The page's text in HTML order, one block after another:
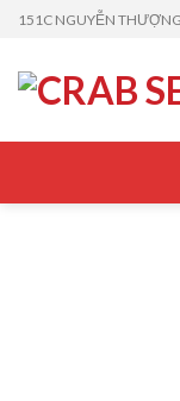
Skip
content
151C NGUYỄN